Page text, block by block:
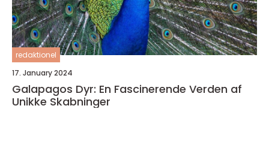
redaktionel
17. January 2024
Galapagos Dyr: En Fascinerende Verden af
Unikke Skabninger